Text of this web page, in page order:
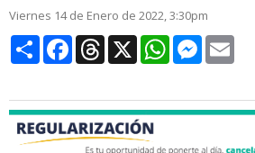
Viernes 14 de Enero de 2022, 3:30pm
CompartirFacebookThreads
X WhatsAppMessenger